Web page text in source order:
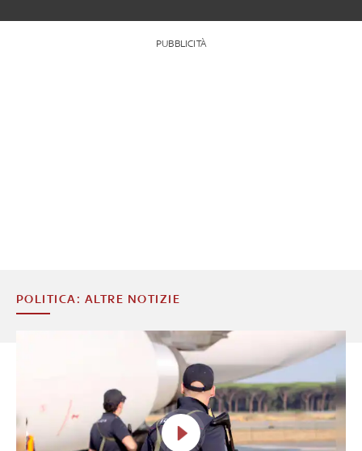
PUBBLICITÀ
POLITICA: ALTRE NOTIZIE